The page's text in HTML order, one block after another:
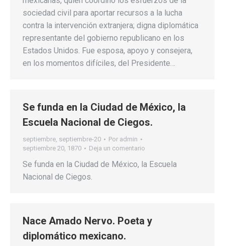
sociedad civil para aportar recursos a la lucha
contra la intervención extranjera; digna diplomática
representante del gobierno republicano en los
Estados Unidos. Fue esposa, apoyo y consejera,
en los momentos difíciles, del Presidente…
Se funda en la Ciudad de México, la
Escuela Nacional de Ciegos.
septiembre, septiembre-20 Por admin
septiembre 20, 1870
Deja un comentario
Se funda en la Ciudad de México, la Escuela
Nacional de Ciegos.
Nace Amado Nervo. Poeta y
diplomático mexicano.